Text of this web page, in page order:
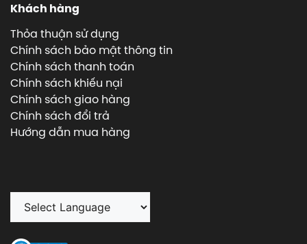
Khách hàng
Thỏa thuận sử dụng
Chính sách bảo mật thông tin
Chính sách thanh toán
Chính sách khiếu nại
Chính sách giao hàng
Chính sách đổi trả
Hướng dẫn mua hàng